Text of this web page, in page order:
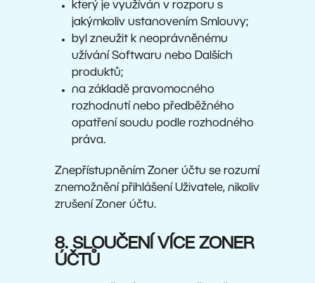
který je využíván v rozporu s
jakýmkoliv ustanovením Smlouvy;
byl zneužit k neoprávněnému
užívání Softwaru nebo Dalších
produktů;
na základě pravomocného
rozhodnutí nebo předběžného
opatření soudu podle rozhodného
práva.
Znepřístupněním Zoner účtu se rozumí
znemožnění přihlášení Uživatele, nikoliv
zrušení Zoner účtu.
8. SLOUČENÍ VÍCE ZONER
ÚČTŮ